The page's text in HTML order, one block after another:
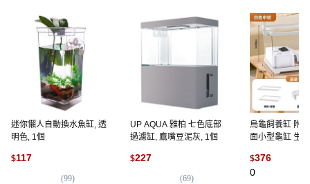
迷你懶人自動換水魚缸, 透
明色, 1個
$117
(99)
UP AQUA 雅柏 七色底部
過濾缸, 鷹嘴豆泥灰, 1個
$227
(69)
烏龜飼養缸 附
面小型龜缸 生
邊框+站角+曬
$376
0